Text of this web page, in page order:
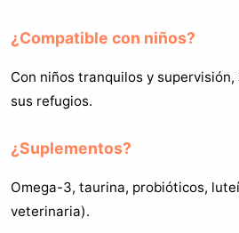
¿Compatible con niños?
Con niños tranquilos y
sus refugios.
¿Suplementos?
Omega-3, taurina, probióticos,
veterinaria).